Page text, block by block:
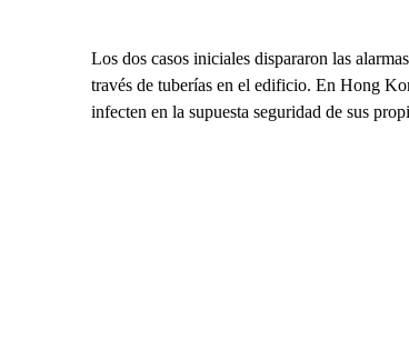
Los dos casos iniciales dispararon las
través de tuberías en el edificio. En Hong
infecten en la supuesta seguridad de sus